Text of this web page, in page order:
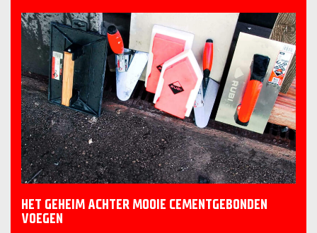
HET GEHEIM ACHTER MOOIE CEMENTGEBONDEN
VOEGEN